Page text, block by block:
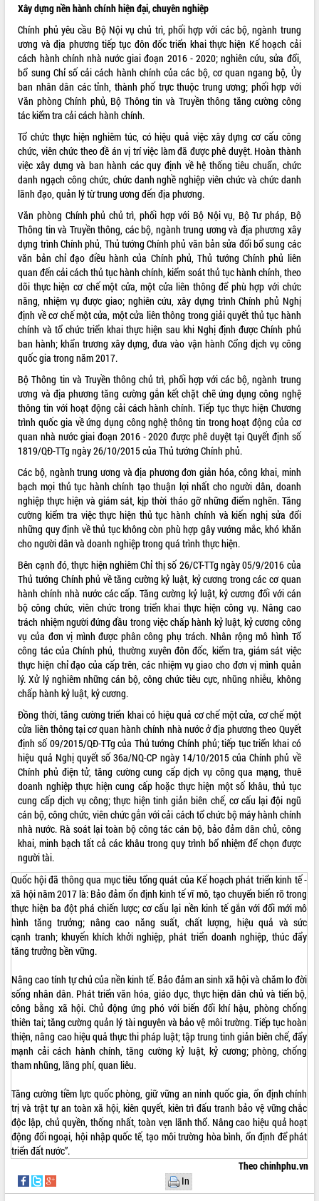
Xây dựng nền hành chính hiện đại, chuyên nghiệp
Chính phủ yêu cầu Bộ Nội vụ chủ trì, phối hợp với các bộ, ngành trung
ương và địa phương tiếp tục đôn đốc triển khai thực hiện Kế hoạch cải
cách hành chính nhà nước giai đoạn 2016 - 2020; nghiên cứu, sửa đổi,
bổ sung Chỉ số cải cách hành chính của các bộ, cơ quan ngang bộ, Ủy
ban nhân dân các tỉnh, thành phố trực thuộc trung ương; phối hợp với
Văn phòng Chính phủ, Bộ Thông tin và Truyền thông tăng cường công
tác kiểm tra cải cách hành chính.
Tổ chức thực hiện nghiêm túc, có hiệu quả việc xây dựng cơ cấu công
chức, viên chức theo đề án vị trí việc làm đã được phê duyệt. Hoàn thành
việc xây dựng và ban hành các quy định về hệ thống tiêu chuẩn, chức
danh ngạch công chức, chức danh nghề nghiệp viên chức và chức danh
lãnh đạo, quản lý từ trung ương đến địa phương.
Văn phòng Chính phủ chủ trì, phối hợp với Bộ Nội vụ, Bộ Tư pháp, Bộ
Thông tin và Truyền thông, các bộ, ngành trung ương và địa phương xây
dựng trình Chính phủ, Thủ tướng Chính phủ văn bản sửa đổi bổ sung các
văn bản chỉ đạo điều hành của Chính phủ, Thủ tướng Chính phủ liên
quan đến cải cách thủ tục hành chính, kiểm soát thủ tục hành chính, theo
dõi thực hiện cơ chế một cửa, một cửa liên thông để phù hợp với chức
năng, nhiệm vụ được giao; nghiên cứu, xây dựng trình Chính phủ Nghị
định về cơ chế một cửa, một cửa liên thông trong giải quyết thủ tục hành
chính và tổ chức triển khai thực hiện sau khi Nghị định được Chính phủ
ban hành; khẩn trương xây dựng, đưa vào vận hành Cổng dịch vụ công
quốc gia trong năm 2017.
Bộ Thông tin và Truyền thông chủ trì, phối hợp với các bộ, ngành trung
ương và địa phương tăng cường gắn kết chặt chẽ ứng dụng công nghệ
thông tin với hoạt động cải cách hành chính. Tiếp tục thực hiện Chương
trình quốc gia về ứng dụng công nghệ thông tin trong hoạt động của cơ
quan nhà nước giai đoạn 2016 - 2020 được phê duyệt tại Quyết định số
1819/QĐ-TTg ngày 26/10/2015 của Thủ tướng Chính phủ.
Các bộ, ngành trung ương và địa phương đơn giản hóa, công khai, minh
bạch mọi thủ tục hành chính tạo thuận lợi nhất cho người dân, doanh
nghiệp thực hiện và giám sát, kịp thời tháo gỡ những điểm nghẽn. Tăng
cường kiểm tra việc thực hiện thủ tục hành chính và kiến nghị sửa đổi
những quy định về thủ tục không còn phù hợp gây vướng mắc, khó khăn
cho người dân và doanh nghiệp trong quá trình thực hiện.
Bên cạnh đó, thực hiện nghiêm Chỉ thị số 26/CT-TTg ngày 05/9/2016 của
Thủ tướng Chính phủ về tăng cường kỷ luật, kỷ cương trong các cơ quan
hành chính nhà nước các cấp. Tăng cường kỷ luật, kỷ cương đối với cán
bộ công chức, viên chức trong triển khai thực hiện công vụ. Nâng cao
trách nhiệm người đứng đầu trong việc chấp hành kỷ luật, kỷ cương công
vụ của đơn vị mình được phân công phụ trách. Nhân rộng mô hình Tổ
công tác của Chính phủ, thường xuyên đôn đốc, kiểm tra, giám sát việc
thực hiện chỉ đạo của cấp trên, các nhiệm vụ giao cho đơn vị mình quản
lý. Xử lý nghiêm những cán bộ, công chức tiêu cực, nhũng nhiễu, không
chấp hành kỷ luật, kỷ cương.
Đồng thời, tăng cường triển khai có hiệu quả cơ chế một cửa, cơ chế một
cửa liên thông tại cơ quan hành chính nhà nước ở địa phương theo Quyết
định số 09/2015/QĐ-TTg của Thủ tướng Chính phủ; tiếp tục triển khai có
hiệu quả Nghị quyết số 36a/NQ-CP ngày 14/10/2015 của Chính phủ về
Chính phủ điện tử, tăng cường cung cấp dịch vụ công qua mạng, thuê
doanh nghiệp thực hiện cung cấp hoặc thực hiện một số khâu, thủ tục
cung cấp dịch vụ công; thực hiện tinh giản biên chế, cơ cấu lại đội ngũ
cán bộ, công chức, viên chức gắn với cải cách tổ chức bộ máy hành chính
nhà nước. Rà soát lại toàn bộ công tác cán bộ, bảo đảm dân chủ, công
khai, minh bạch tất cả các khâu trong quy trình bổ nhiệm để chọn được
người tài.
Quốc hội đã thông qua mục tiêu tổng quát của Kế hoạch phát triển kinh tế -
xã hội năm 2017 là: Bảo đảm ổn định kinh tế vĩ mô, tạo chuyển biến rõ trong
thực hiện ba đột phá chiến lược; cơ cấu lại nền kinh tế gắn với đổi mới mô
hình tăng trưởng; nâng cao năng suất, chất lượng, hiệu quả và sức
cạnh tranh; khuyến khích khởi nghiệp, phát triển doanh nghiệp, thúc đẩy
tăng trưởng bền vững.
Nâng cao tính tự chủ của nền kinh tế. Bảo đảm an sinh xã hội và chăm lo đời
sống nhân dân. Phát triển văn hóa, giáo dục, thực hiện dân chủ và tiến bộ,
công bằng xã hội. Chủ động ứng phó với biến đổi khí hậu, phòng chống
thiên tai; tăng cường quản lý tài nguyên và bảo vệ môi trường. Tiếp tục hoàn
thiện, nâng cao hiệu quả thực thi pháp luật; tập trung tinh giản biên chế, đẩy
mạnh cải cách hành chính, tăng cường kỷ luật, kỷ cương; phòng, chống
tham nhũng, lãng phí, quan liêu.
Tăng cường tiềm lực quốc phòng, giữ vững an ninh quốc gia, ổn định chính
trị và trật tự an toàn xã hội, kiên quyết, kiên trì đấu tranh bảo vệ vững chắc
độc lập, chủ quyền, thống nhất, toàn vẹn lãnh thổ. Nâng cao hiệu quả hoạt
động đối ngoại, hội nhập quốc tế, tạo môi trường hòa bình, ổn định để phát
triển đất nước”.
Theo chinhphu.vn
In